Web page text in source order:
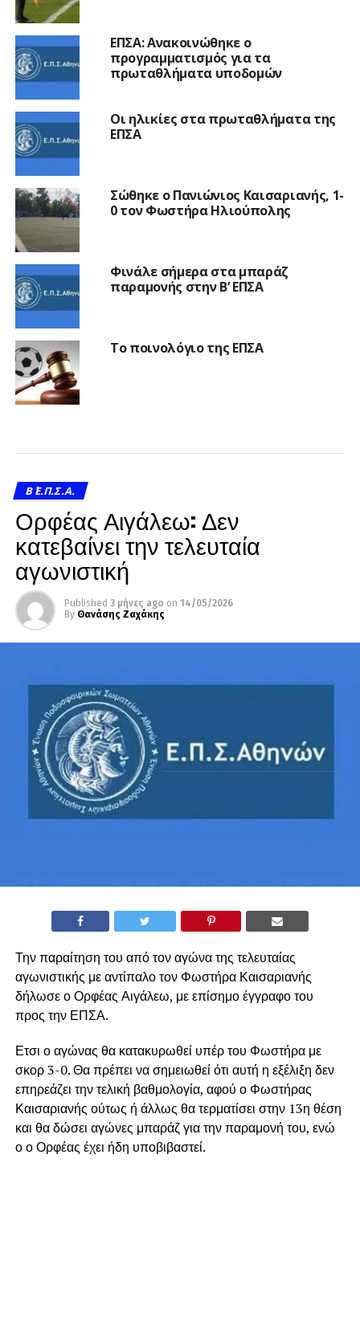
ΕΠΣΑ: Ανακοινώθηκε ο
προγραμματισμός για τα
πρωταθλήματα υποδομών
Οι ηλικίες στα πρωταθλήματα της
ΕΠΣΑ
Σώθηκε ο Πανιώνιος Καισαριανής, 1-
0 τον Φωστήρα Ηλιούπολης
Φινάλε σήμερα στα μπαράζ
παραμονής στην Β’ ΕΠΣΑ
Το ποινολόγιο της ΕΠΣΑ
Β΄ Ε.Π.Σ.Α.
Ορφέας Αιγάλεω: Δεν
κατεβαίνει την τελευταία
αγωνιστική
Published 3 μήνες ago on 14/05/2026
By Θανάσης Ζαχάκης
Την παραίτηση του από τον αγώνα της τελευταίας
αγωνιστικής με αντίπαλο τον Φωστήρα Καισαριανής
δήλωσε ο Ορφέας Αιγάλεω, με επίσημο έγγραφο του
προς την ΕΠΣΑ.
Ετσι ο αγώνας θα κατακυρωθεί υπέρ του Φωστήρα με
σκορ 3-0. Θα πρέπει να σημειωθεί ότι αυτή η εξέλιξη δεν
επηρεάζει την τελική βαθμολογία, αφού ο Φωστήρας
Καισαριανής ούτως ή άλλως θα τερματίσει στην 13η θέση
και θα δώσει αγώνες μπαράζ για την παραμονή του, ενώ
ο ο Ορφέας έχει ήδη υποβιβαστεί.